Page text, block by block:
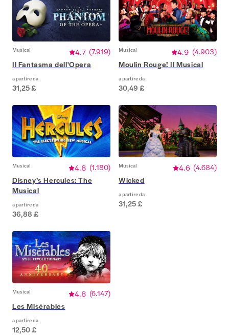
Musical 4.7 (7.919)
Il Fantasma dell'Opera
a partire da
31,25 £
Musical 4.9 (4.903)
Moulin Rouge! Il Musical
a partire da
30,49 £
Musical 4.8 (1.180)
Disney’s Hercules: The
Musical
a partire da
36,88 £
Musical 4.6 (4.684)
Wicked
a partire da
31,25 £
Musical 4.8 (6.147)
Les Misérables
a partire da
12,50 £